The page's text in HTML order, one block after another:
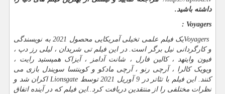
داشته باشید.
Voyagers
:
Voyagers
یک فیلم علمی تخیلی آمریکایی محصول 2021 به نویسندگی
و کارگردانی نیل برگر است. در این فیلم تی شریدان ، لیلی رز دپ ،
فیون وایتهد ، کالین فارل ، شانت آدامز ، آیزاک همپستید رایت ،
ویویک کالرا ، آرچی رنو ، آرچی مادکو و کوینتسا سویندل بازی می
کنند. این فیلم با تئاتر در 9 آوریل 2021 توسط
Lionsgateاکران شد و
نظرات مختلفی را از منتقدین دریافت کرد ..این فیلم که در آینده اتفاق